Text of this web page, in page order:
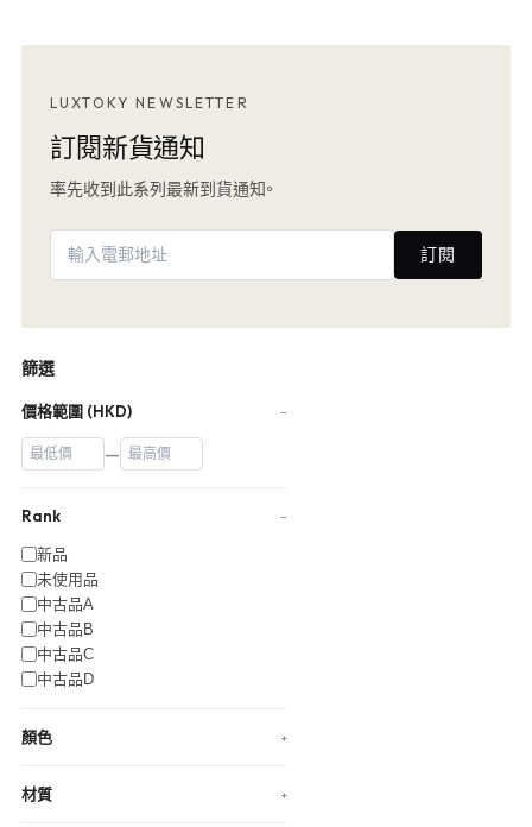
LUXTOKY NEWSLETTER
訂閱新貨通知
率先收到此系列最新到貨通知。
訂閱
篩選
價格範圍 (HKD) −
—
Rank −
新品
未使用品
中古品A
中古品B
中古品C
中古品D
顏色 +
材質 +